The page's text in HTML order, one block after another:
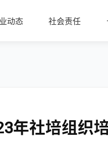
动态 社会责任
年社培组织